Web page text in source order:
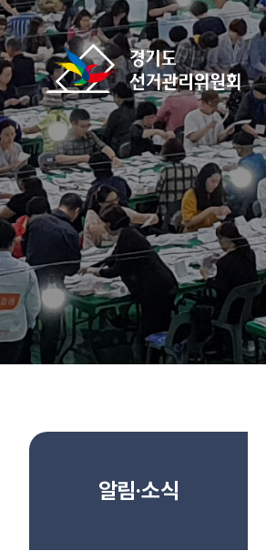
바로가기 메뉴
알림·소식